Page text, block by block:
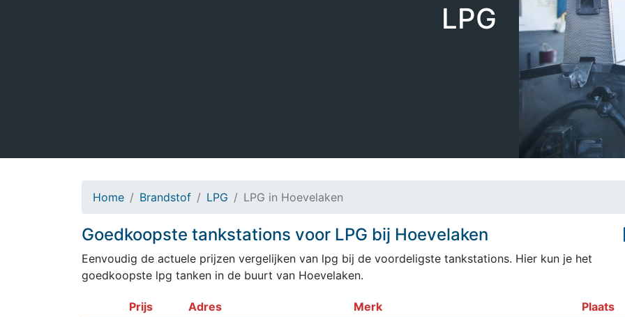
LPG
Home Brandstof LPG LPG in Hoevelaken
Goedkoopste tankstations voor LPG bij Hoevelaken
Eenvoudig de actuele prijzen vergelijken van lpg bij de voordeligste tankstations. Hier kun je het
goedkoopste lpg tanken in de buurt van Hoevelaken.
Prijs Adres Merk Plaats